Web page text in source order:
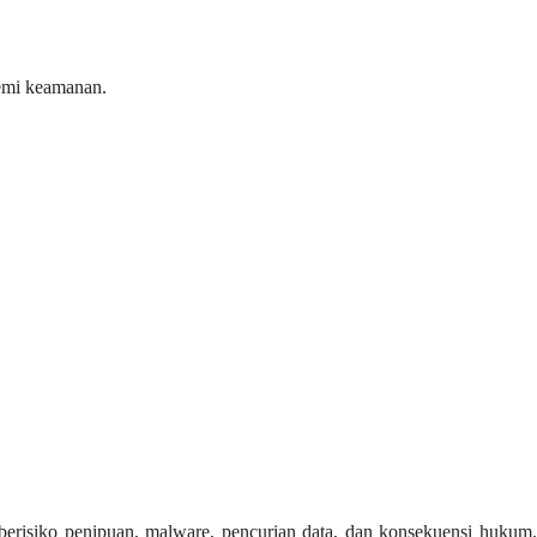
keamanan.
penipuan, malware, pencurian data, dan konsekuensi hukum.